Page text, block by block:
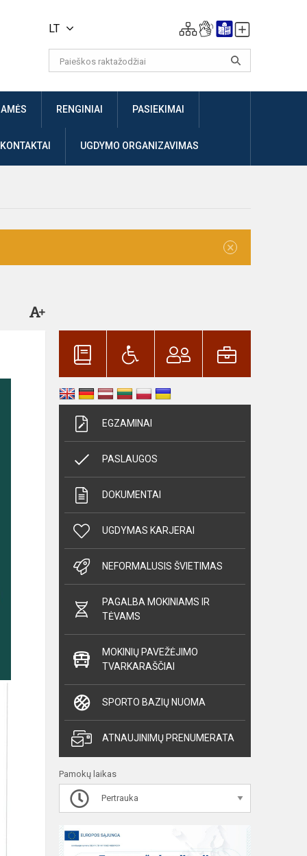
LT
RENGINIAI PASIEKIMAI
UGDYMO ORGANIZAVIMAS
×
EGZAMINAI
PASLAUGOS
DOKUMENTAI
UGDYMAS KARJERAI
NEFORMALUSIS ŠVIETIMAS
PAGALBA MOKINIAMS IR
TĖVAMS
MOKINIŲ PAVEŽĖJIMO
TVARKARAŠČIAI
SPORTO BAZIŲ NUOMA
ATNAUJINIMŲ PRENUMERATA
Pamokų laikas
Pertrauka